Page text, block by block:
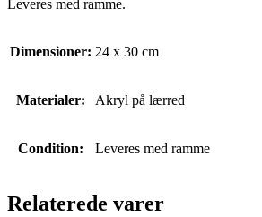
Leveres med ramme.
Dimensioner: 24 x 30 cm
Materialer: Akryl på lærred
Condition: Leveres med ramme
Relaterede varer